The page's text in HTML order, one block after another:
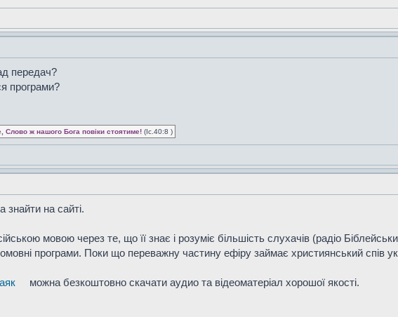
передач?
програми?
Слово ж нашого Бога повіки стоятиме! (Іс.40:8 )
на сайті.
мовою через те, що її знає і розуміє більшість слухачів (радіо
програми. Поки що переважну частину ефіру займає християнський спів
можна безкоштовно скачати аудио та відеоматеріал хорошої якості.